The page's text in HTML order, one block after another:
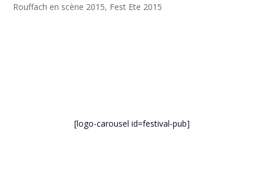
Rouffach en scène 2015, Fest Ete 2015
[logo-carousel id=festival-pub]